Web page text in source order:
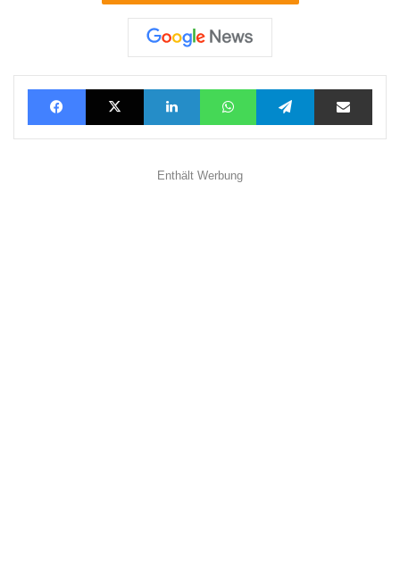
FacebookX LinkedInWhatsAppTelegramTeilen via E-Mail
Enthält Werbung